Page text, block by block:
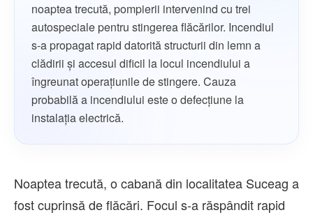
noaptea trecută, pompierii intervenind cu trei
autospeciale pentru stingerea flăcărilor. Incendiul
s-a propagat rapid datorită structurii din lemn a
clădirii și accesul dificil la locul incendiului a
îngreunat operațiunile de stingere. Cauza
probabilă a incendiului este o defecțiune la
instalația electrică.
Noaptea trecută, o cabană din localitatea Suceag a
fost cuprinsă de flăcări. Focul s-a răspândit rapid